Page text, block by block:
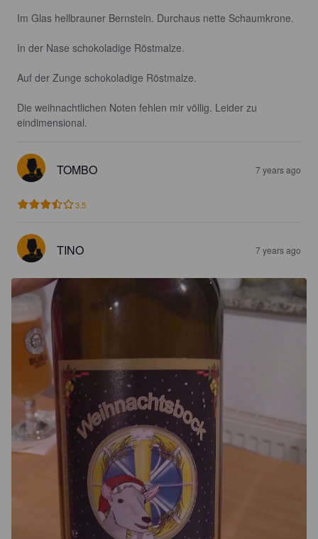
Im Glas hellbrauner Bernstein. Durchaus nette Schaumkrone.
In der Nase schokoladige Röstmalze.
Auf der Zunge schokoladige Röstmalze.
Die weihnachtlichen Noten fehlen mir völlig. Leider zu
eindimensional.
TOMBO 7 years ago
3.5
TINO 7 years ago